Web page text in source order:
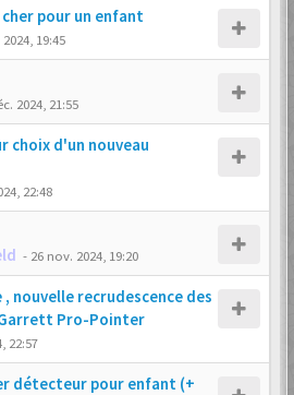
pour un enfant
19:45
2024, 21:55
choix d'un nouveau
22:48
- 26 nov. 2024, 19:20
nouvelle recrudescence des
Pro-Pointer
22:57
détecteur pour enfant (+